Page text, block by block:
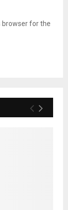
browser for the